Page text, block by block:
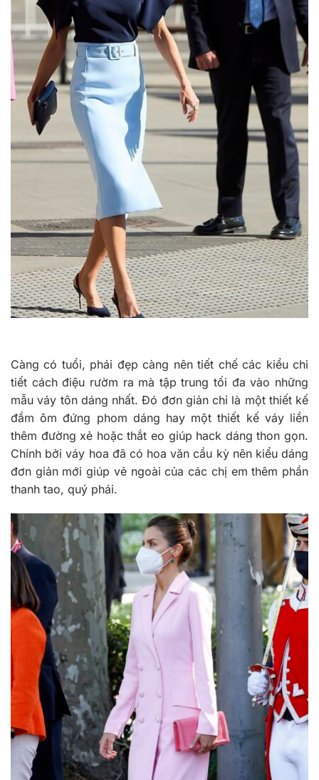
Càng có tuổi, phái đẹp càng nên tiết chế các kiểu chi
tiết cách điệu rườm ra mà tập trung tối đa vào những
mẫu váy tôn dáng nhất. Đó đơn giản chỉ là một thiết kế
đầm ôm đứng phom dáng hay một thiết kế váy liền
thêm đường xẻ hoặc thắt eo giúp hack dáng thon gọn.
Chính bởi váy hoa đã có hoa văn cầu kỳ nên kiểu dáng
đơn giản mới giúp vẻ ngoài của các chị em thêm phần
thanh tao, quý phái.